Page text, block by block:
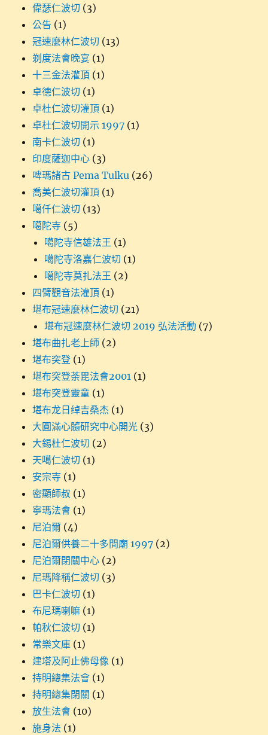
偉瑟仁波切 (3)
公告 (1)
冠速麼林仁波切 (13)
剃度法會晚宴 (1)
十三金法灌頂 (1)
卓德仁波切 (1)
卓杜仁波切灌頂 (1)
卓杜仁波切開示 1997 (1)
南卡仁波切 (1)
印度薩迦中心 (3)
啤瑪諸古 Pema Tulku (26)
喬美仁波切灌頂 (1)
噶仟仁波切 (13)
噶陀寺 (5)
噶陀寺信雄法王 (1)
噶陀寺洛嘉仁波切 (1)
噶陀寺莫扎法王 (2)
四臂觀音法灌頂 (1)
堪布冠速麼林仁波切 (21)
堪布冠速麼林仁波切 2019 弘法活動 (7)
堪布曲扎老上師 (2)
堪布突登 (1)
堪布突登荼毘法會2001 (1)
堪布突登靈童 (1)
堪布龙日绰吉桑杰 (1)
大圓滿心髓研究中心開光 (3)
大錫杜仁波切 (2)
天噶仁波切 (1)
安宗寺 (1)
密顯師叔 (1)
寧瑪法會 (1)
尼泊爾 (4)
尼泊爾供養二十多間廟 1997 (2)
尼泊爾閉關中心 (2)
尼瑪降稱仁波切 (3)
巴卡仁波切 (1)
布尼瑪喇嘛 (1)
帕秋仁波切 (1)
常樂文庫 (1)
建塔及阿止佛母像 (1)
持明總集法會 (1)
持明總集閉關 (1)
放生法會 (10)
施身法 (1)